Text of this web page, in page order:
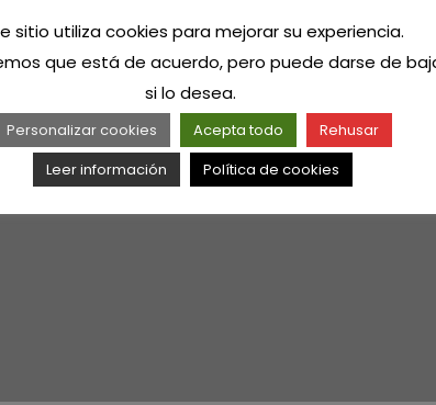
sitio utiliza cookies para mejorar su experiencia.
que está de acuerdo, pero puede darse de
si lo desea.
Personalizar cookies Acepta todo
Rehusar
Leer información
Política de cookies